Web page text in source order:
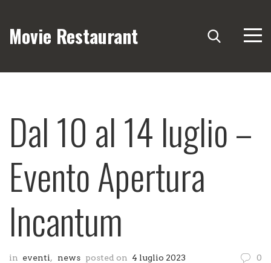
Movie Restaurant
Dal 10 al 14 luglio –
Evento Apertura
Incantum
in eventi, news posted on 4 luglio 2023 0